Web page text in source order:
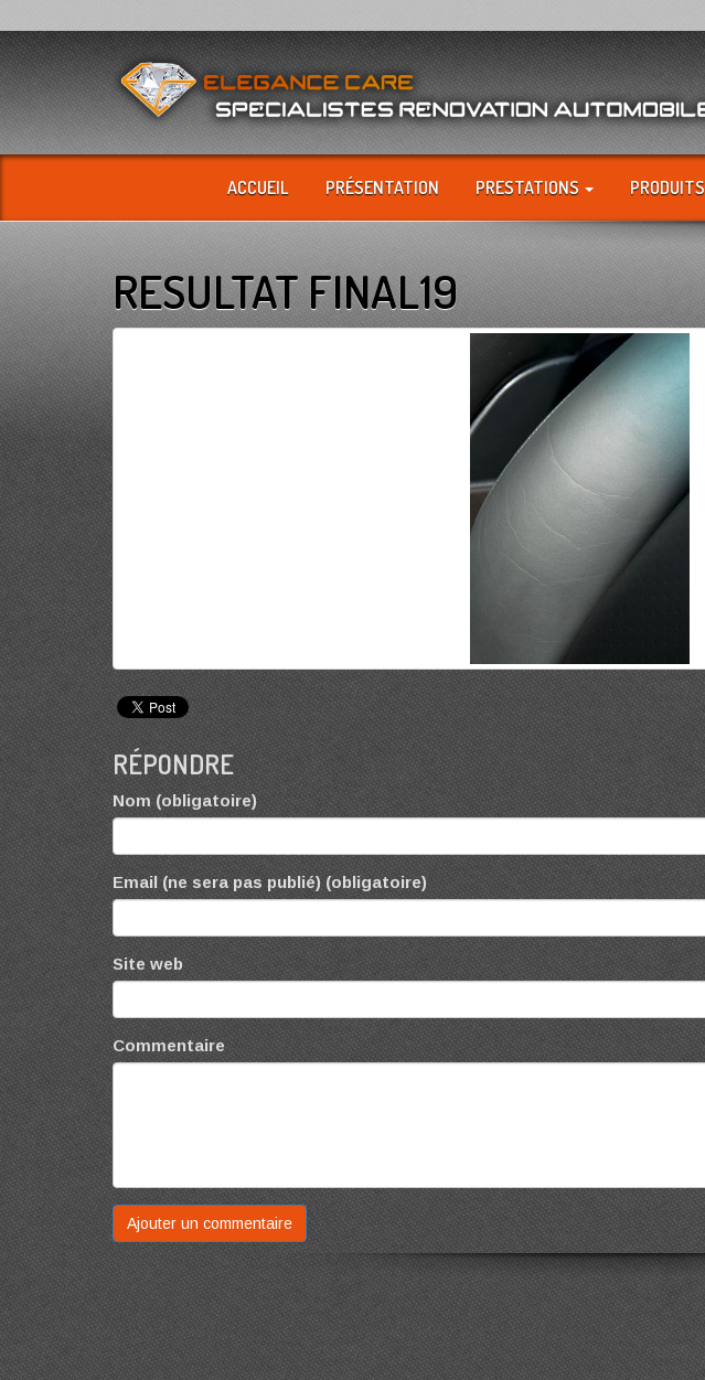
ACCUEIL PRÉSENTATION PRESTATIONS PRODUITS
RESULTAT FINAL19
RÉPONDRE
Nom (obligatoire)
Email (ne sera pas publié) (obligatoire)
Site web
Commentaire